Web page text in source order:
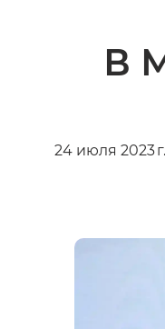
В
24 июля 2023 г.